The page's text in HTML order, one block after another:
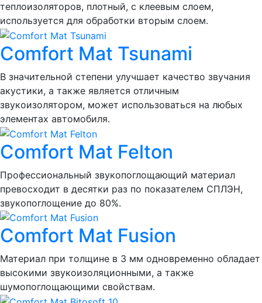
теплоизоляторов, плотный, с клеевым слоем,
используется для обработки вторым слоем.
Comfort Mat Tsunami
В значительной степени улучшает качество звучания
акустики, а также является отличным
звукоизолятором, может использоваться на любых
элементах автомобиля.
Comfort Mat Felton
Профессиональный звукопоглощающий материал
превосходит в десятки раз по показателем СПЛЭН,
звукопоглощение до 80%.
Comfort Mat Fusion
Материал при толщине в 3 мм одновременно обладает
высокими звукоизоляционными, а также
шумопоглощающими свойствам.